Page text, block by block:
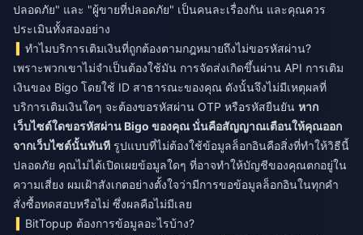
ปลอดภัย" และ "ผู้ขายที่ปลอดภัย" เป็นคนละเรื่องกัน และคุณควร
ประเมินทั้งสองอย่าง
ทำไมบริการเติมเงินที่ถูกต้องตามกฎหมายถึงไม่ขอรหัสผ่าน?
เพราะพวกเขาไม่จำเป็นต้องใช้มัน การจัดส่งเกิดขึ้นผ่าน API การเติม
เงินของ Bigo โดยใช้ ID สาธารณะของคุณ ดังนั้นจึงไม่มีเหตุผลที่
บริการเติมเงินใดๆ จะต้องขอรหัสผ่าน OTP หรือรหัสยืนยัน หาก
เว็บไซต์ใดขอรหัสผ่าน Bigo ของคุณ นั่นคือสัญญาณเตือนให้คุณออก
จากเว็บไซต์นั้นทันที รูปแบบที่ไม่ต้องใช้ข้อมูลล็อกอินคือสิ่งที่ทำให้วิธีนี้
ปลอดภัย คุณไม่ได้เปิดเผยข้อมูลใดๆ ที่อาจทำให้บัญชีของคุณตกอยู่ใน
ความเสี่ยง ผมเฝ้าสังเกตอย่างตั้งใจว่ามีการขอข้อมูลล็อกอินในทุกคำ
สั่งซื้อทดสอบหรือไม่ ซึ่งผลคือไม่มีเลย
BitTopup ต้องการข้อมูลอะไรบ้าง?